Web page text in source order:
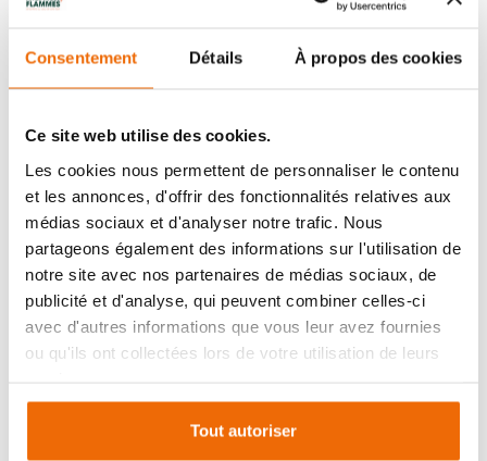
Consentement Détails À propos des cookies
Ce site web utilise des cookies.
Les cookies nous permettent de personnaliser le contenu
et les annonces, d'offrir des fonctionnalités relatives aux
médias sociaux et d'analyser notre trafic. Nous
partageons également des informations sur l'utilisation de
notre site avec nos partenaires de médias sociaux, de
publicité et d'analyse, qui peuvent combiner celles-ci
avec d'autres informations que vous leur avez fournies
ou qu'ils ont collectées lors de votre utilisation de leurs
Tout autoriser
Vous pouvez utiliser votre poêle à bois comme
d’appoint. Le poêle à bois n’est pas seulement un
système de chauffage, il est aussi un véritable
maison d'une touche chaleureuse et authentique,
devant laquelle les moments partagés en famille
sont plus chaleureux.
Quels sont les avantages d'un
poêle à bois ?
Les poêles à bois offrent une combinaison
choix attrayant pour de nombreux foyers, en quête